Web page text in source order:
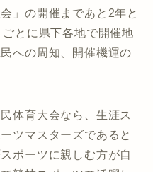
」の開催まであと2年と
とに県下各地で開催地
への周知、開催機運の
体育大会なら、生涯ス
ツマスターズであると
ポーツに親しむ方が自